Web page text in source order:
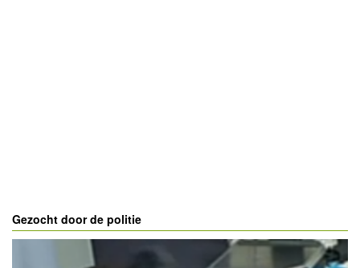
Gezocht door de politie